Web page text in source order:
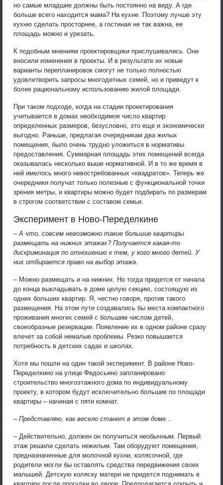
но самые младшие должны быть постоянно на виду. А где
больше всего находится мама? На кухне. Поэтому лучше эту
кухню сделать просторнее, а гостиная не так важна, ее
площадь можно и урезать.
К подобным мнениям проектировщики прислушивались. Они
вносили изменения в проекты. И в результате их новые
варианты перепланировок смогут не только полностью
удовлетворить запросы многодетных семей, но и приведут к
более рациональному использованию жилой площади.
При таком подходе, когда на стадии проектирования
учитывается в домах необходимое число квартир
определенных размеров, безусловно, это еще и экономически
выгодно. Раньше, предлагая очередникам два жилых
помещения, было очень трудно уложиться в нормативы
предоставления. Суммарная площадь этих помещений всегда
оказывалась несколько выше нормативной. И в то же время в
ней имелось много невостребованных «квадратов». Теперь же
очередники получат только полезные с функциональной точки
зрения метры, и квартиры можно будет подбирать по размерам
в строгом соответствии с составом семьи.
Эксперимент в Ново-Переделкине
– А что, совсем невозможно такие большие квартиры
размещать на нижних этажах? Получается какая-то
дискриминация по отношению к тем, у кого много детей. У
них отбирается право на выбор этажа.
– Можно размещать и на нижних. Но тогда придется от начала
до конца выкладывать в доме целую секцию, состоящую из
одних больших квартир. Я, честно говоря, против такого
размещения. На этом пути создавались бы места компактного
проживания многих семей с большим числом детей,
своеобразные резервации. Появление их в одном районе сразу
влечет за собой немалые проблемы. Резко повышается
потребность в детских садах и школах.
Хотя мы пошли на один такой эксперимент. В районе Ново-
Переделкино на улице Федосьино запланировано
строительство многоэтажного дома по индивидуальному
проекту, в котором будут исключительно большие по площади
квартиры – начиная с пяти комнат.
– Представляю, как весело станет в этом доме…
– Действительно, должен он получиться необычным. Первый
этаж решили сделать нежилым. Там оборудуют помещения,
предназначенные для молочной кухни, колясочной, где
родители могли бы оставлять средства передвижения своих
малышей. Детскую коляску матери не придется поднимать в